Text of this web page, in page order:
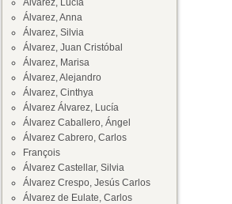
Álvarez, Lucía
Álvarez, Anna
Álvarez, Silvia
Álvarez, Juan Cristóbal
Álvarez, Marisa
Álvarez, Alejandro
Álvarez, Cinthya
Álvarez Álvarez, Lucía
Álvarez Caballero, Ángel
Álvarez Cabrero, Carlos
François
Álvarez Castellar, Silvia
Álvarez Crespo, Jesús Carlos
Álvarez de Eulate, Carlos